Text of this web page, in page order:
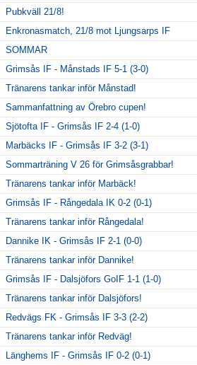
Pubkväll 21/8!
Enkronasmatch, 21/8 mot Ljungsarps IF
SOMMAR
Grimsås IF - Månstads IF 5-1 (3-0)
Tränarens tankar inför Månstad!
Sammanfattning av Örebro cupen!
Sjötofta IF - Grimsås IF 2-4 (1-0)
Marbäcks IF - Grimsås IF 3-2 (3-1)
Sommarträning V 26 för Grimsåsgrabbar!
Tränarens tankar inför Marbäck!
Grimsås IF - Rångedala IK 0-2 (0-1)
Tränarens tankar inför Rångedala!
Dannike IK - Grimsås IF 2-1 (0-0)
Tränarens tankar inför Dannike!
Grimsås IF - Dalsjöfors GoIF 1-1 (1-0)
Tränarens tankar inför Dalsjöfors!
Redvägs FK - Grimsås IF 3-3 (2-2)
Tränarens tankar inför Redväg!
Länghems IF - Grimsås IF 0-2 (0-1)